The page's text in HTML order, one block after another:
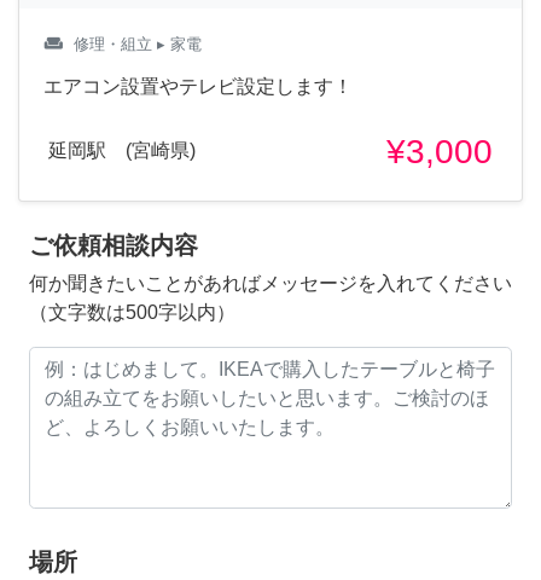
weekend 修理・組立 ▸ 家電
エアコン設置やテレビ設定します！
延岡駅 (宮崎県) ¥3,000
ご依頼相談内容
何か聞きたいことがあればメッセージを入れてください
（文字数は500字以内）
場所